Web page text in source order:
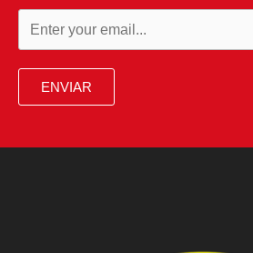
ENVIAR